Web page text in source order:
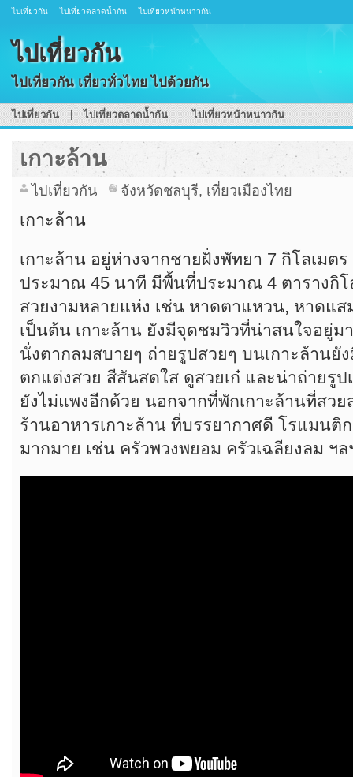
ไปเที่ยวกัน ไปเที่ยวตลาดน้ำกัน ไปเที่ยวหน้าหนาวกัน
ไปเที่ยวกัน
ไปเที่ยวกัน เที่ยวทั่วไทย ไปด้วยกัน
ไปเที่ยวกัน ไปเที่ยวตลาดน้ำกัน ไปเที่ยวหน้าหนาวกัน
เกาะล้าน
ไปเที่ยวกัน จังหวัดชลบุรี, เที่ยวเมืองไทย
เกาะล้าน
เกาะล้าน อยู่ห่างจากชายฝั่งพัทยา 7 กิโลเมตร
ประมาณ 45 นาที มีพื้นที่ประมาณ 4 ตารางกิโ
สวยงามหลายแห่ง เช่น หาดตาแหวน, หาดแ
เป็นต้น เกาะล้าน ยังมีจุดชมวิวที่น่าสนใจอยู่ม
นั่งตากลมสบายๆ ถ่ายรูปสวยๆ บนเกาะล้านยั
ตกแต่งสวย สีสันสดใส ดูสวยเก๋ และน่าถ่ายรู
ยังไม่แพงอีกด้วย นอกจากที่พักเกาะล้านที่สว
ร้านอาหารเกาะล้าน ที่บรรยากาศดี โรแมนติ
มากมาย เช่น ครัวพวงพยอม ครัวเฉลียงลม ฯล